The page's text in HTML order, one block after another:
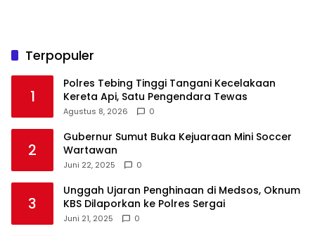
Terpopuler
1
Polres Tebing Tinggi Tangani Kecelakaan
Kereta Api, Satu Pengendara Tewas
Agustus 8, 2026 0
2
Gubernur Sumut Buka Kejuaraan Mini Soccer
Wartawan
Juni 22, 2025 0
3
Unggah Ujaran Penghinaan di Medsos, Oknum
KBS Dilaporkan ke Polres Sergai
Juni 21, 2025 0